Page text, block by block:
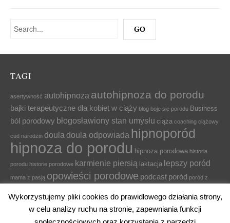
TAGI
asertywność autohipnoza autohipnoza do porodu
bajki terapeutyczne dla kobiet w ciąży blog boje się porodu Business
ból porodowy błogosławiony stan umysłu ciąża coaching ciążowy
cud narodzin doula doula odpowiada hipnoporód
hipnoza do porodu hipnoza porodowa historia
porodu historie porodowe karmienie piersią laktacja lepszy poród
mama z pasją opowieści porodowe podcast poród poród z
dla cieżarnej
relaksacja dla ciężarnych relaksacja na czas ciąży
relaksacja w ciąży
Wykorzystujemy pliki cookies do prawidłowego działania strony,
w celu analizy ruchu na stronie, zapewniania funkcji